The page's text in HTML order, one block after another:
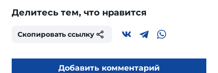
Делитесь тем, что нравится
Скопировать ссылку
Добавить комментарий